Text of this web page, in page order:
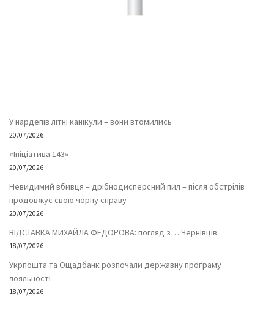
У нардепів літні канікули – вони втомились
20/07/2026
«Ініціатива 143»
20/07/2026
Невидимий вбивця – дрібнодисперсний пил – після обстрілів
продовжує свою чорну справу
20/07/2026
ВІДСТАВКА МИХАЙЛА ФЕДОРОВА: погляд з… Чернівців
18/07/2026
Укрпошта та Ощадбанк розпочали державну програму
лояльності
18/07/2026